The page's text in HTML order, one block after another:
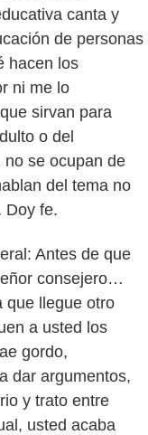
canta y
de personas
hacen los
ni me lo
sirvan para
o del
se ocupan de
del tema no
Doy fe.
Antes de que
consejero…
que llegue otro
a usted los
gordo,
dar argumentos,
y trato entre
usted acaba